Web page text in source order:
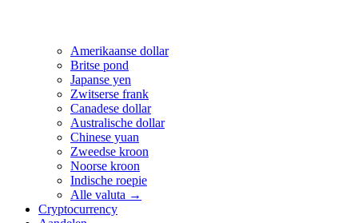
Amerikaanse dollar
Britse pond
Japanse yen
Zwitserse frank
Canadese dollar
Australische dollar
Chinese yuan
Zweedse kroon
Noorse kroon
Indische roepie
Alle valuta →
Cryptocurrency